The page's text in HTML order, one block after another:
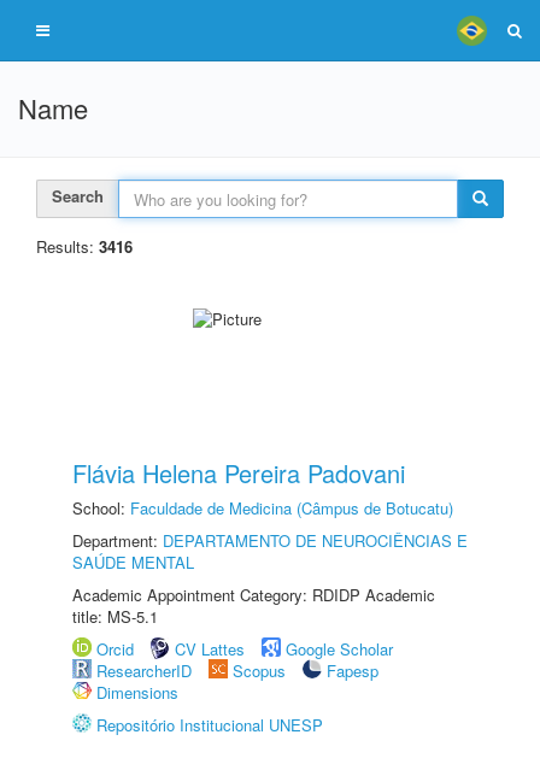
Name
Search
Results: 3416
Flávia Helena Pereira Padovani
School: Faculdade de Medicina (Câmpus de Botucatu)
Department: DEPARTAMENTO DE NEUROCIÊNCIAS E
SAÚDE MENTAL
Academic Appointment Category: RDIDP Academic
title: MS-5.1
Orcid
CV Lattes
Google Scholar
ResearcherID
Scopus
Fapesp
Dimensions
Repositório Institucional UNESP